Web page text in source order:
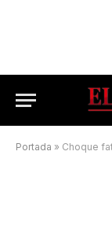
Portada » Choque